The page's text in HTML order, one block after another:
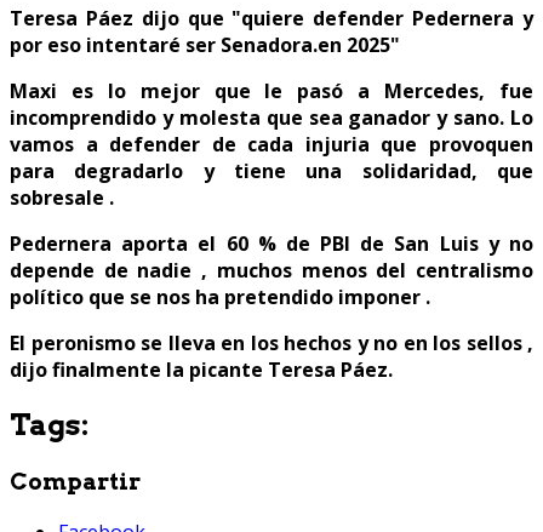
Teresa Páez dijo que "quiere defender Pedernera y
por eso intentaré ser Senadora.en 2025"
Maxi es lo mejor que le pasó a Mercedes, fue
incomprendido y molesta que sea ganador y sano. Lo
vamos a defender de cada injuria que provoquen
para degradarlo y tiene una solidaridad, que
sobresale .
Pedernera aporta el 60 % de PBI de San Luis y no
depende de nadie , muchos menos del centralismo
político que se nos ha pretendido imponer .
El peronismo se lleva en los hechos y no en los sellos ,
dijo finalmente la picante Teresa Páez.
Tags:
Compartir